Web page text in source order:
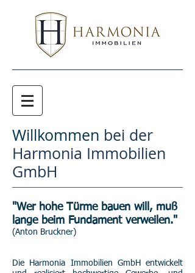
"Wer hohe Türme bauen will, muß
lange beim Fundament verweilen."
(Anton Bruckner)
Die Harmonia Immobilien GmbH entwickelt
Willkommen bei der
Harmonia Immobilien
GmbH